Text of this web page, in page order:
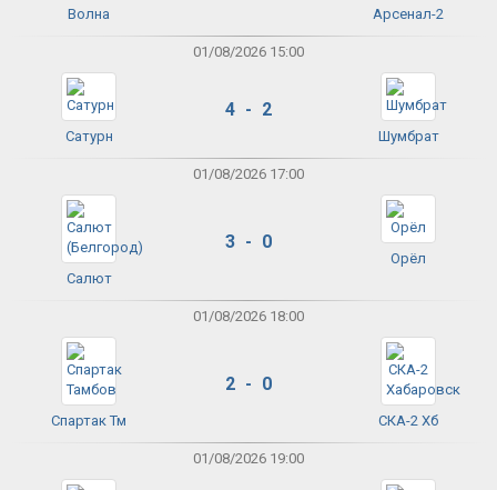
Волна Арсенал-2
01/08/2026 15:00
Сатурн
4 - 2
Шумбрат
01/08/2026 17:00
Салют
3 - 0
Орёл
01/08/2026 18:00
Спартак Тм
2 - 0
СКА-2 Хб
01/08/2026 19:00